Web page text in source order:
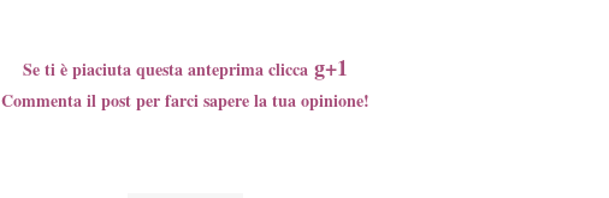
Se ti è piaciuta questa anteprima clicca g+1
Commenta il post per farci sapere la tua opinione!